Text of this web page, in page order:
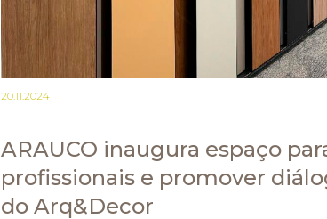
20.11.2024
ARAUCO inaugura espaço
profissionais e promover
do Arq&Decor